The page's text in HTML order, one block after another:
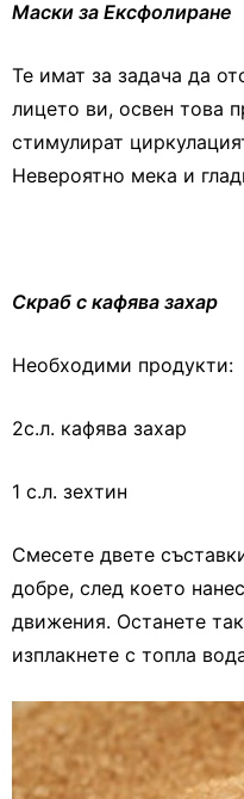
Маски за Ексфолиране
Те имат за задача да
лицето ви, освен това
стимулират
Невероятно мека и
Скраб с кафява захар
Необходими продукти:
2с.л. кафява захар
1 с.л. зехтин
Смесете двете
добре, след което
движения. Останете
изплакнете с топла